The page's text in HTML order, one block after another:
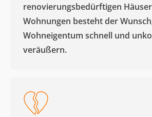
renovierungsbedürftigen
Wohnungen besteht der
Wohneigentum schnell und
veräußern. ​